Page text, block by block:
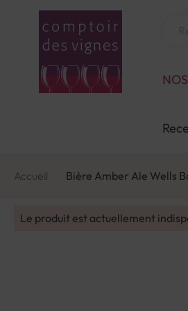
Accueil Bière Amber Ale Wells
Le produit est actuellement